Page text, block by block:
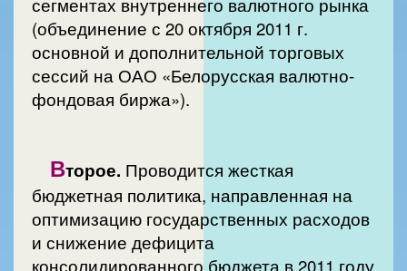
(объединение с 20 октября 2011 г.
основной и дополнительной торговых
сессий на ОАО «Белорусская валютно-
фондовая биржа»).
Второе. Проводится жесткая
бюджетная политика, направленная на
оптимизацию государственных расходов
и снижение дефицита
консолидированного бюджета в 2011 году